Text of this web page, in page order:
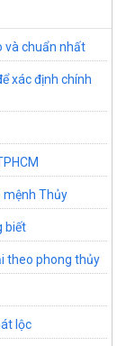
và chuẩn nhất
xác định chính
mệnh Thủy
biết
theo phong thủy
lộc